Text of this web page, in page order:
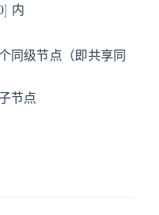
内
同级节点（即共享同
节点